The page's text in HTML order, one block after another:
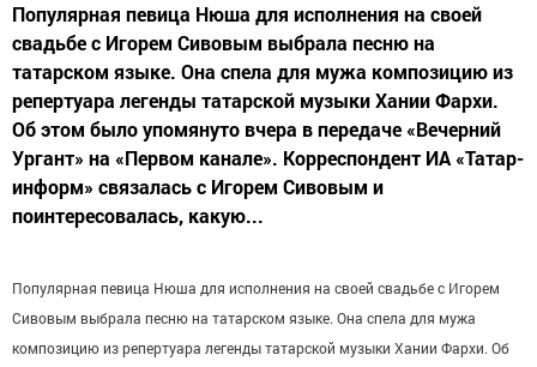
Популярная певица Нюша для исполнения на своей
свадьбе с Игорем Сивовым выбрала песню на
татарском языке. Она спела для мужа композицию из
репертуара легенды татарской музыки Хании Фархи.
Об этом было упомянуто вчера в передаче «Вечерний
Ургант» на «Первом канале». Корреспондент ИА «Татар-
информ» связалась с Игорем Сивовым и
поинтересовалась, какую...
Популярная певица Нюша для исполнения на своей свадьбе с Игорем
Сивовым выбрала песню на татарском языке. Она спела для мужа
композицию из репертуара легенды татарской музыки Хании Фархи. Об